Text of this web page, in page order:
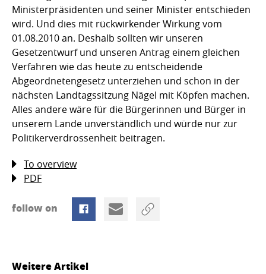
Ministerpräsidenten und seiner Minister entschieden
wird. Und dies mit rückwirkender Wirkung vom
01.08.2010 an. Deshalb sollten wir unseren
Gesetzentwurf und unseren Antrag einem gleichen
Verfahren wie das heute zu entscheidende
Abgeordnetengesetz unterziehen und schon in der
nächsten Landtagssitzung Nägel mit Köpfen machen.
Alles andere wäre für die Bürgerinnen und Bürger in
unserem Lande unverständlich und würde nur zur
Politikerverdrossenheit beitragen.
To overview
PDF
follow on
Weitere Artikel